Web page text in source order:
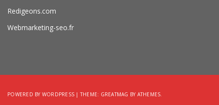
Redigeons.com
Webmarketing-seo.fr
POWERED BY WORDPRESS |THEME: GREATMAG BY ATHEMES.